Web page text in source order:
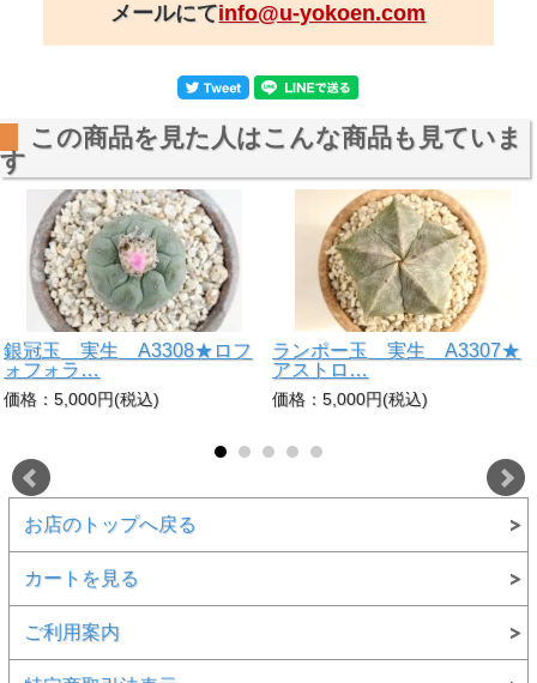
メールにてinfo@u-yokoen.com
この商品を見た人はこんな商品も見ていま
す
銀冠玉 実生 A3308★ロフ
ォフォラ…
価格：5,000円(税込)
ランポー玉 実生 A3307★
アストロ…
価格：5,000円(税込)
お店のトップへ戻る
カートを見る
ご利用案内